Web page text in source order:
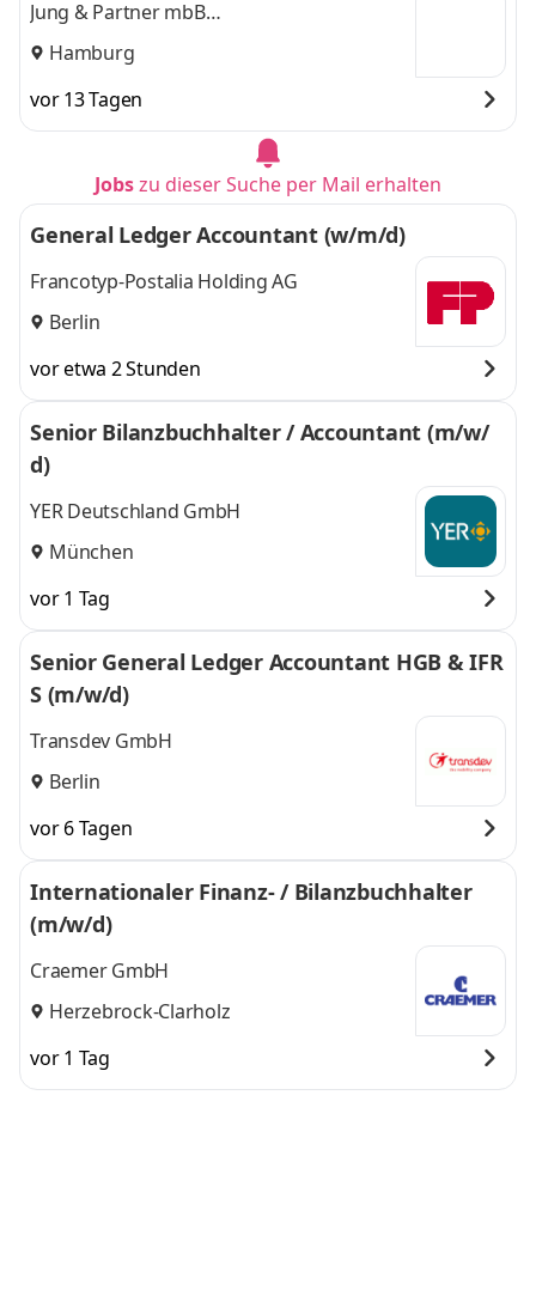
Jung & Partner mbB
Steuerberatungsgesellschaft
Hamburg
vor 13 Tagen
Jobszu dieser Suche per Mail erhalten
General Ledger Accountant (w/m/d)
Francotyp-Postalia Holding AG
Berlin
vor etwa 2 Stunden
Senior Bilanzbuchhalter / Accountant (m/w/
d)
YER Deutschland GmbH
München
vor 1 Tag
Senior General Ledger Accountant HGB & IFR
S (m/w/d)
Transdev GmbH
Berlin
vor 6 Tagen
Internationaler Finanz- / Bilanzbuchhalter
(m/w/d)
Craemer GmbH
Herzebrock-Clarholz
vor 1 Tag